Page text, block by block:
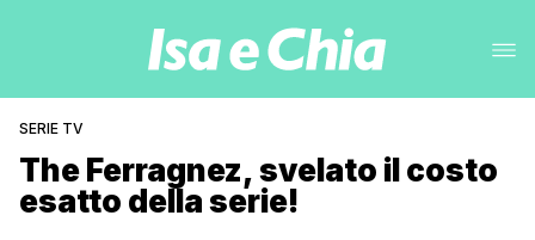
SERIE TV
The Ferragnez, svelato il costo
esatto della serie!